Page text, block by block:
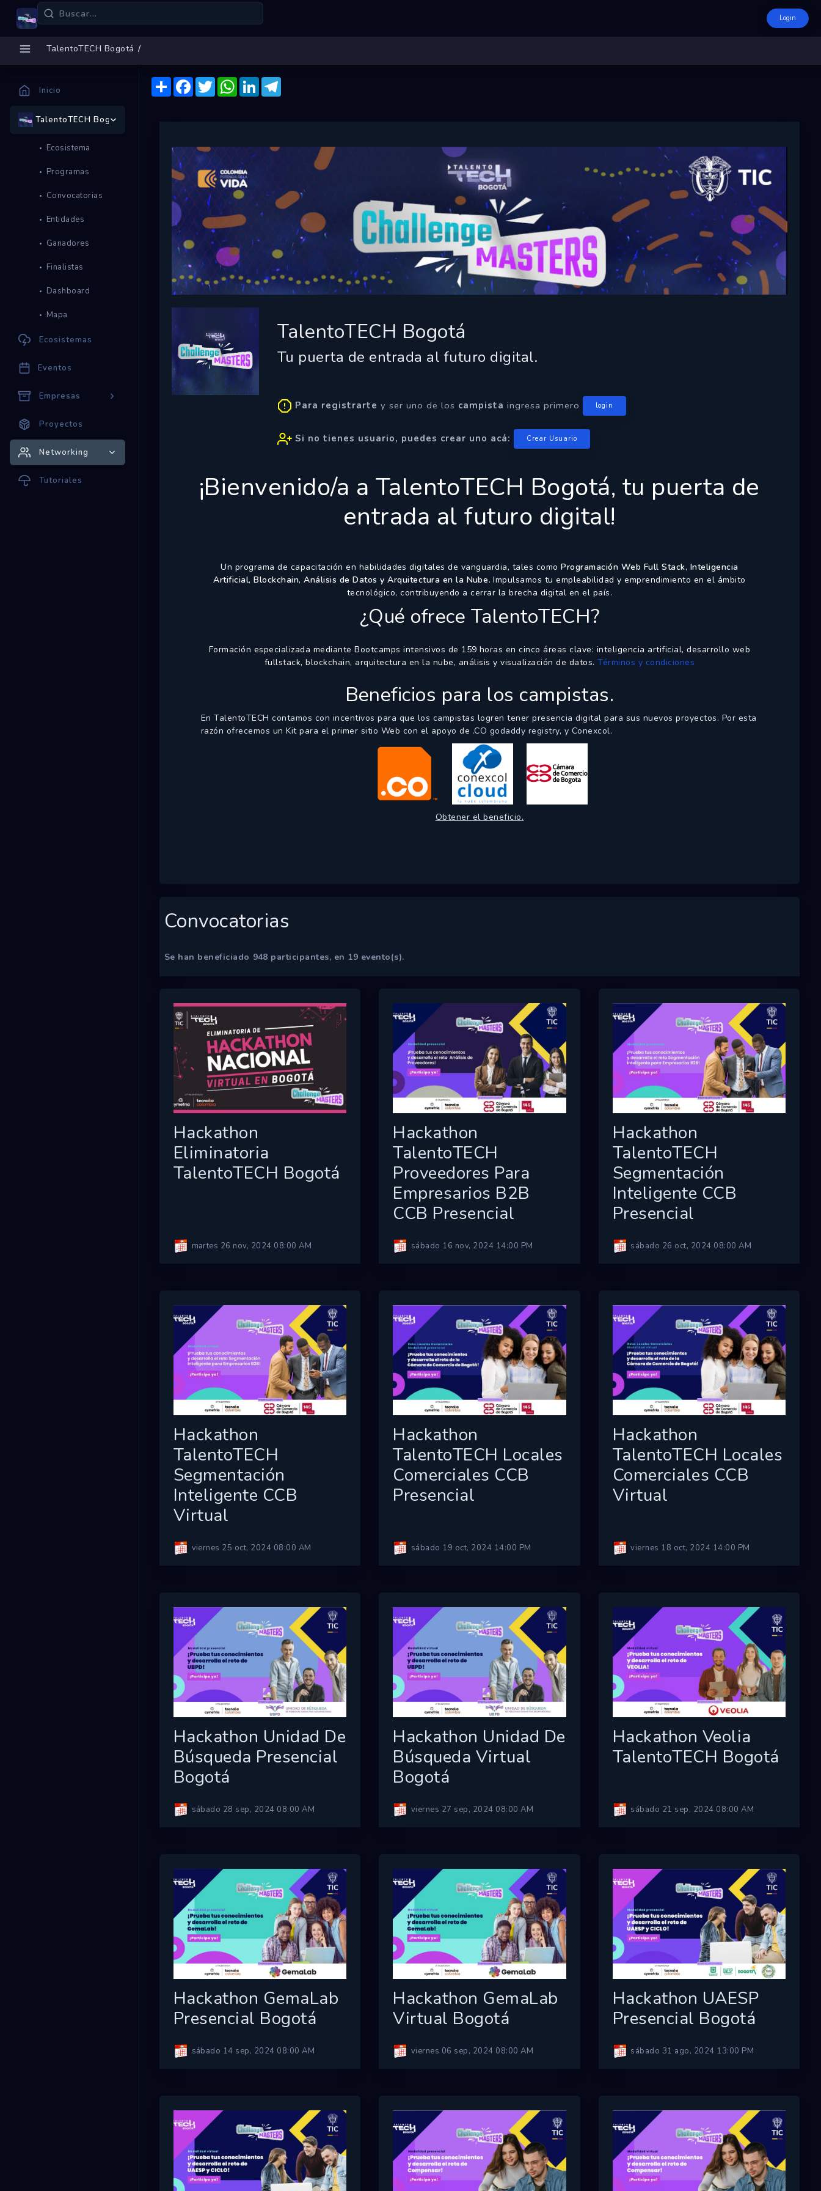
Login
TalentoTECH Bogotá
Inicio
TalentoTECH Bogotá
Ecosistema
Programas
Convocatorias
Entidades
Ganadores
Finalistas
Dashboard
Mapa
Ecosistemas
Eventos
Empresas
Proyectos
Networking
Tutoriales
CompartirFacebook
TwitterWhatsApp
LinkedIn
TalentoTECH Bogotá
Tu puerta de entrada al futuro digital.
Para registrarte y ser uno de los campista ingresa primero login
Si no tienes usuario, puedes crear uno acá: Crear Usuario
¡Bienvenido/a a TalentoTECH Bogotá, tu puerta de
entrada al futuro digital!
Un programa de capacitación en habilidades digitales de vanguardia, tales comoProgramación Web Full Stack, Inteligencia
Artificial,Blockchain,Análisis de Datos y Arquitectura en la Nube. Impulsamos tu empleabilidad y emprendimiento en el ámbito
tecnológico, contribuyendo a cerrar la brecha digital en el país.
¿Qué ofrece TalentoTECH?
Formación especializada mediante Bootcamps intensivos de 159 horas en cinco áreas clave: inteligencia artificial, desarrollo web
fullstack, blockchain, arquitectura en la nube, análisis y visualización de datos.Términos y condiciones
Beneficios para los campistas.
En TalentoTECH contamos con incentivos para que los campistas logren tener presencia digital para sus nuevos proyectos. Por esta
razón ofrecemos un Kit para el primer sitio Web con el apoyo de .CO godaddy registry, y Conexcol.
Obtener el beneficio.
Convocatorias
Se han beneficiado 948 participantes, en 19 evento(s).
Hackathon
Eliminatoria
TalentoTECH Bogotá
martes 26 nov, 2024 08:00 AM
Hackathon
TalentoTECH
Proveedores Para
Empresarios B2B
CCB Presencial
sábado 16 nov, 2024 14:00 PM
Hackathon
TalentoTECH
Segmentación
Inteligente CCB
Presencial
sábado 26 oct, 2024 08:00 AM
Hackathon
TalentoTECH
Segmentación
Inteligente CCB
Virtual
viernes 25 oct, 2024 08:00 AM
Hackathon
TalentoTECH Locales
Comerciales CCB
Presencial
sábado 19 oct, 2024 14:00 PM
Hackathon
TalentoTECH Locales
Comerciales CCB
Virtual
viernes 18 oct, 2024 14:00 PM
Hackathon Unidad De
Búsqueda Presencial
Bogotá
sábado 28 sep, 2024 08:00 AM
Hackathon Unidad De
Búsqueda Virtual
Bogotá
viernes 27 sep, 2024 08:00 AM
Hackathon Veolia
TalentoTECH Bogotá
sábado 21 sep, 2024 08:00 AM
Hackathon GemaLab
Presencial Bogotá
sábado 14 sep, 2024 08:00 AM
Hackathon GemaLab
Virtual Bogotá
viernes 06 sep, 2024 08:00 AM
Hackathon UAESP
Presencial Bogotá
sábado 31 ago, 2024 13:00 PM